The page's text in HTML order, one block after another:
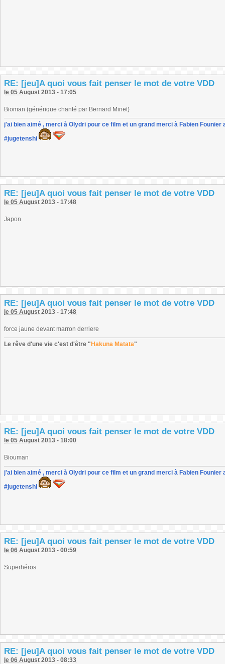
RE: [jeu]A quoi vous fait penser le mot de votre VDD
le 05 August 2013 - 17:05
Bioman (générique chanté par Bernard Minet)
j'ai bien aimé , merci à Olydri pour ce film et un grand merci à Fabien
#jugetenshi
RE: [jeu]A quoi vous fait penser le mot de votre VDD
le 05 August 2013 - 17:48
Japon
RE: [jeu]A quoi vous fait penser le mot de votre VDD
le 05 August 2013 - 17:48
force jaune devant marron derriere
Le rêve d'une vie c'est d'être " Hakuna Matata"
RE: [jeu]A quoi vous fait penser le mot de votre VDD
le 05 August 2013 - 18:00
Biouman
j'ai bien aimé , merci à Olydri pour ce film et un grand merci à Fabien
#jugetenshi
RE: [jeu]A quoi vous fait penser le mot de votre VDD
le 06 August 2013 - 00:59
Superhéros
RE: [jeu]A quoi vous fait penser le mot de votre VDD
le 06 August 2013 - 08:33